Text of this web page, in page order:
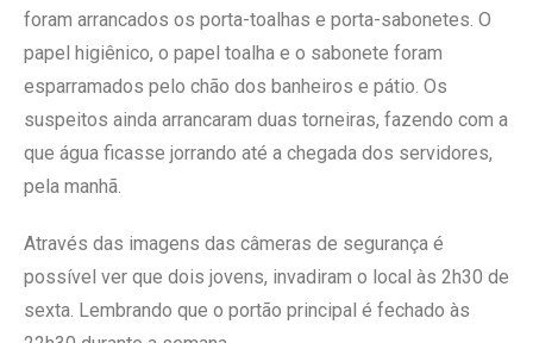
foram arrancados os porta-toalhas e porta-sabonetes. O
papel higiênico, o papel toalha e o sabonete foram
esparramados pelo chão dos banheiros e pátio. Os
suspeitos ainda arrancaram duas torneiras, fazendo com a
que água ficasse jorrando até a chegada dos servidores,
pela manhã.
Através das imagens das câmeras de segurança é
possível ver que dois jovens, invadiram o local às 2h30 de
sexta. Lembrando que o portão principal é fechado às